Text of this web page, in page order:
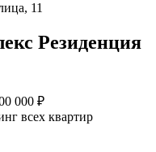
11
Резиденция
000 ₽
всех квартир